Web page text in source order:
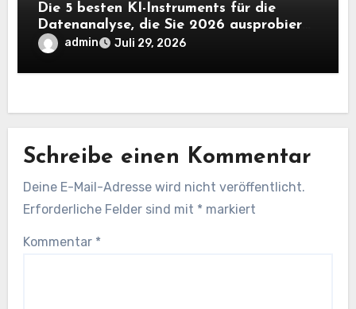
Die 5 besten KI-Instruments für die
Datenanalyse, die Sie 2026 ausprobieren
solltenadmin Juli 29, 2026
Schreibe einen Kommentar
Deine E-Mail-Adresse wird nicht veröffentlicht.
Erforderliche Felder sind mit * markiert
Kommentar *